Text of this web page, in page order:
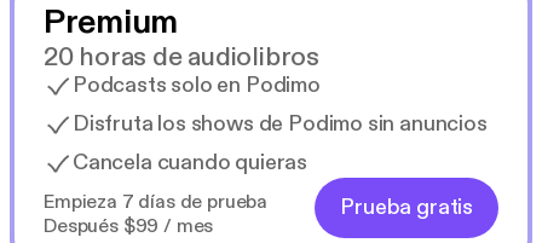
Premium
20 horas de audiolibros
Podcasts solo en Podimo
Disfruta los shows de Podimo sin anuncios
Cancela cuando quieras
Empieza 7 días de prueba
Después $99 / mes
Prueba gratis